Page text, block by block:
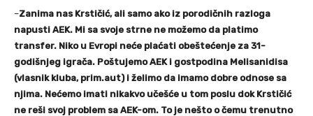
–Zanima nas Krstičić, ali samo ako iz porodičnih razloga
napusti AEK. Mi sa svoje strne ne možemo da platimo
transfer. Niko u Evropi neće plaćati obeštećenje za 31-
godišnjeg igrača. Poštujemo AEK i gostpodina Melisanidisa
(vlasnik kluba, prim.aut) i želimo da imamo dobre odnose sa
njima. Nećemo imati nikakvo učešće u tom poslu dok Krstičić
ne reši svoj problem sa AEK-om. To je nešto o čemu trenutno